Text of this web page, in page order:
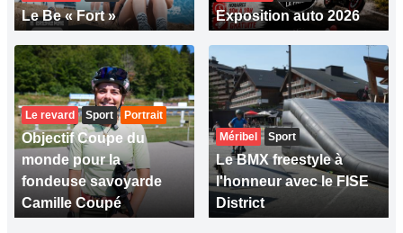
Le Be « Fort » Exposition auto 2026
Le revard Sport Portrait
Objectif Coupe du
monde pour la
fondeuse savoyarde
Camille Coupé
Méribel Sport
Le BMX freestyle à
l'honneur avec le FISE
District